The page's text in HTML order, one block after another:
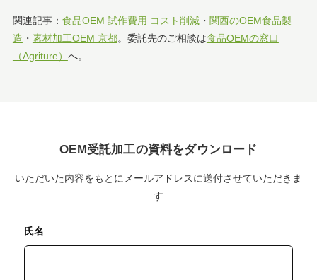
関連記事： 食品OEM 試作費用 コスト削減・ 関西のOEM食品製
造 ・ 素材加工OEM 京都。委託先のご相談は食品OEMの窓口
（Agriture） へ。
OEM受託加工の資料をダウンロード
いただいた内容をもとにメールアドレスに送付させていただきま
す
氏名